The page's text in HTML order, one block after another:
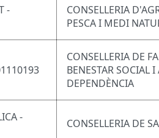
-
CONSELLERIA
PESCA I MEDI
CONSELLERIA DE
BENESTAR SOCIAL
DEPENDÈNCIA
-
CONSELLERIA DE